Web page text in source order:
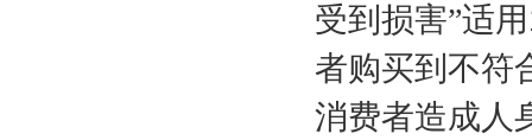
受到损害”适用
者购买到不符
消费者造成人